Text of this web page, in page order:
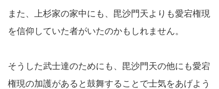
また、上杉家の家中にも、毘沙門天よりも愛宕権現
を信仰していた者がいたのかもしれません。
そうした武士達のためにも、毘沙門天の他にも愛宕
権現の加護があると鼓舞することで士気をあげよう